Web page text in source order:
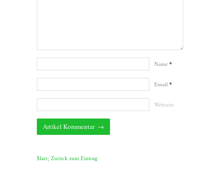
Name *
Email *
Webseite
$larr; Zurück zum Eintrag